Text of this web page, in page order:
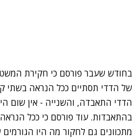
בחודש שעבר פורסם כי חקירת
של הדדי תסתיים ככל הנראה בשתי
הדדי התאבדה, והשנייה - אין שום
בהתאבדות. עוד פורסם כי ככל
מתכוונים גם לחקור מה היו הגורמים